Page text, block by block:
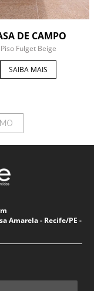
DE CAMPO
Piso Fulget Beige
SAIBA MAIS
Amarela - Recife/PE -